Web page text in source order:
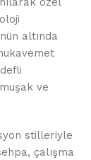
altında
ve
stilleriyle
çalışma